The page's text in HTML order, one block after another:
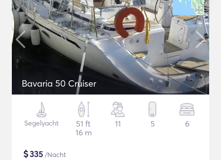
Bavaria 50 Cruiser
Segelyacht
51 ft
16 m
11 5 6
$335 /Nacht